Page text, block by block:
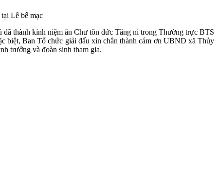
Lễ bế mạc
thành kính niệm ân Chư tôn đức Tăng ni trong Thường trực BTS
biệt, Ban Tổ chức giải đấu xin chân thành cám ơn UBND xã Thủy
trưởng và đoàn sinh tham gia.